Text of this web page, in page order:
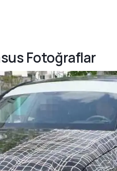
Fotoğraflar